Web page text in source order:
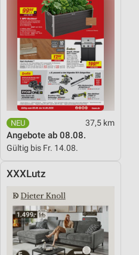
37,5 km
Angebote ab 08.08.
Gültig bis Fr. 14.08.
XXXLutz